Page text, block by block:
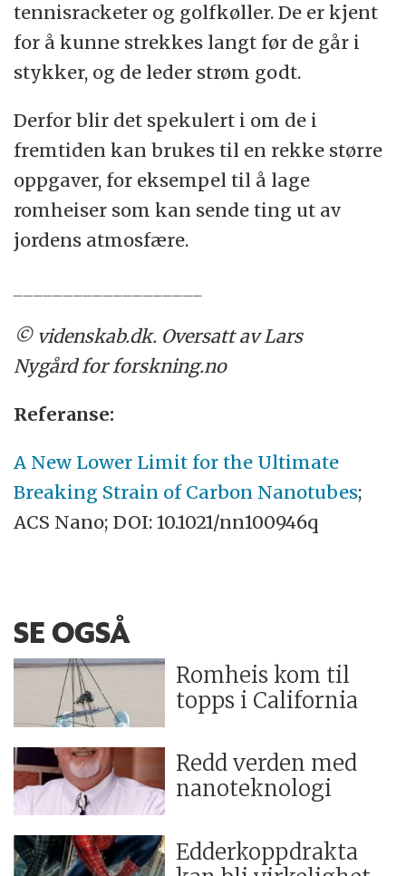
tennisracketer og golfkøller. De er kjent
for å kunne strekkes langt før de går i
stykker, og de leder strøm godt.
Derfor blir det spekulert i om de i
fremtiden kan brukes til en rekke større
oppgaver, for eksempel til å lage
romheiser som kan sende ting ut av
jordens atmosfære.
© videnskab.dk. Oversatt av Lars
Nygård for forskning.no
Referanse:
A New Lower Limit for the Ultimate
Breaking Strain of Carbon Nanotubes;
ACS Nano; DOI: 10.1021/nn100946q
SE OGSÅ
Romheis kom til
topps i California
Redd verden med
nanoteknologi
Edderkoppdrakta